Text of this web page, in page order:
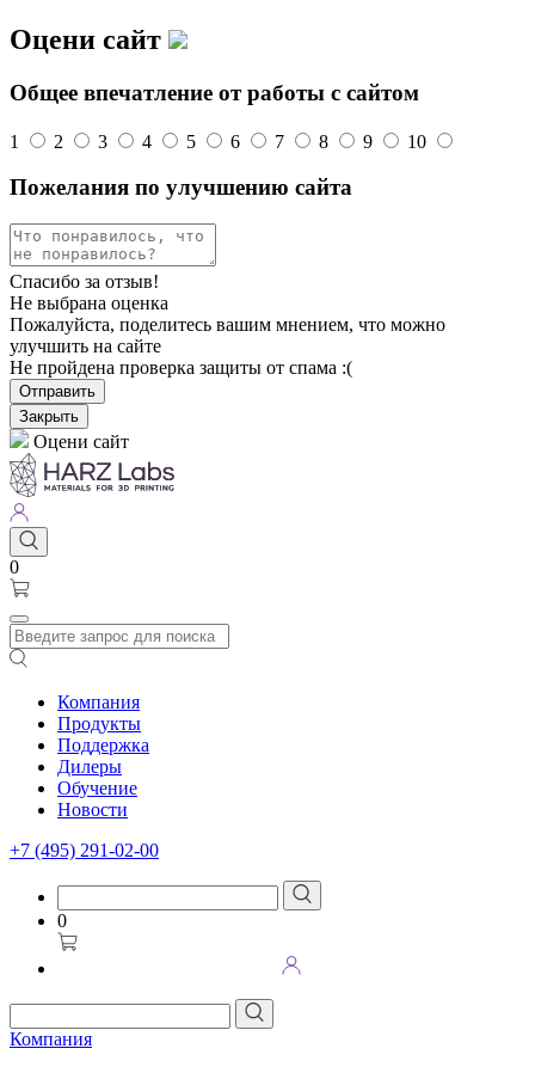
Оцени сайт
Общее впечатление от работы с сайтом
1 2 3 4 5 6 7 8 9 10
Пожелания по улучшению сайта
Спасибо за отзыв!
Не выбрана оценка
Пожалуйста, поделитесь вашим мнением, что можно
улучшить на сайте
Не пройдена проверка защиты от спама :(
Отправить
Закрыть
Оцени сайт
0
Компания
Продукты
Поддержка
Дилеры
Обучение
Новости
+7 (495) 291-02-00
0
Компания